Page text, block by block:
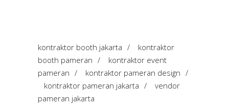
kontraktor booth jakarta /
kontraktor
booth pameran /
kontraktor event
pameran / kontraktor pameran design /
kontraktor pameran jakarta /
vendor
pameran jakarta